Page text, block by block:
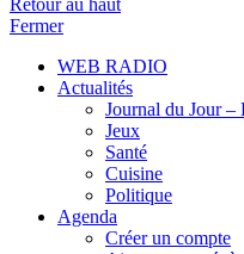
Retour au haut
Fermer
WEB RADIO
Actualités
Journal du Jour –
Jeux
Santé
Cuisine
Politique
Agenda
Créer un compte